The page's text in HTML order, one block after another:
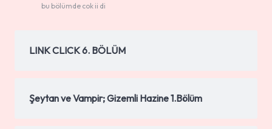
bu bölümde cok ii di
LINK CLICK 6. BÖLÜM
Şeytan ve Vampir; Gizemli Hazine 1.Bölüm